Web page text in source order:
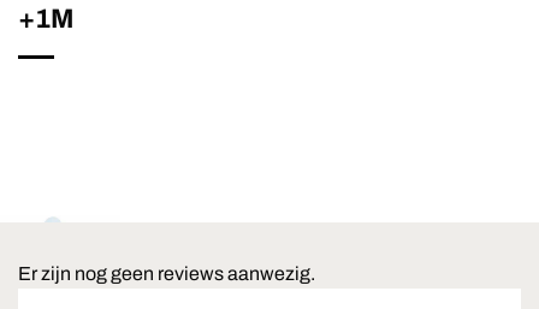
+1M
Er zijn nog geen reviews aanwezig.